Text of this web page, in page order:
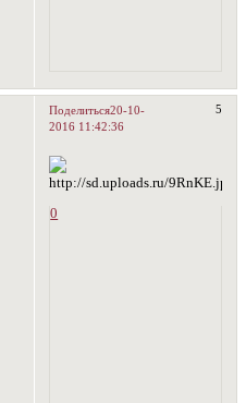
Поделиться 5
20-10-
2016 11:42:36
0